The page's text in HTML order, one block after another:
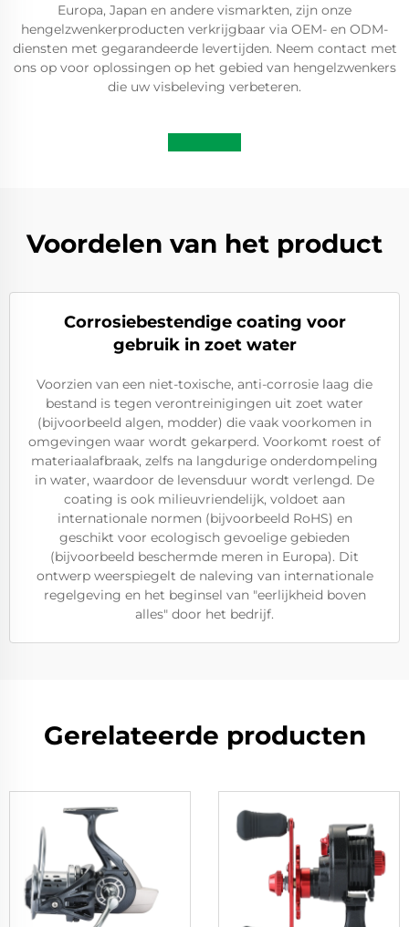
Europa, Japan en andere vismarkten, zijn onze
hengelzwenkerproducten verkrijgbaar via OEM- en ODM-
diensten met gegarandeerde levertijden. Neem contact met
ons op voor oplossingen op het gebied van hengelzwenkers
die uw visbeleving verbeteren.
Voordelen van het product
Corrosiebestendige coating voor
gebruik in zoet water
Voorzien van een niet-toxische, anti-corrosie laag die
bestand is tegen verontreinigingen uit zoet water
(bijvoorbeeld algen, modder) die vaak voorkomen in
omgevingen waar wordt gekarperd. Voorkomt roest of
materiaalafbraak, zelfs na langdurige onderdompeling
in water, waardoor de levensduur wordt verlengd. De
coating is ook milieuvriendelijk, voldoet aan
internationale normen (bijvoorbeeld RoHS) en
geschikt voor ecologisch gevoelige gebieden
(bijvoorbeeld beschermde meren in Europa). Dit
ontwerp weerspiegelt de naleving van internationale
regelgeving en het beginsel van "eerlijkheid boven
alles" door het bedrijf.
Gerelateerde producten